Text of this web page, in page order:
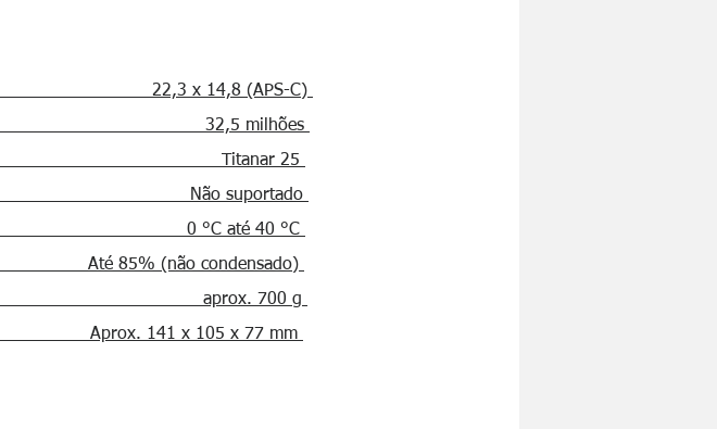
14,8 (APS-C)
milhões
25
0 °C até 40 °C
condensado)
700 g
141 x 105 x 77 mm